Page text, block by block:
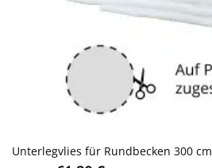
Unterlegvlies für Rundbecken 300 cm